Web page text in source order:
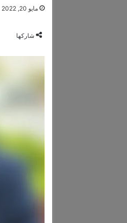
مايو 20, 2022
شاركها